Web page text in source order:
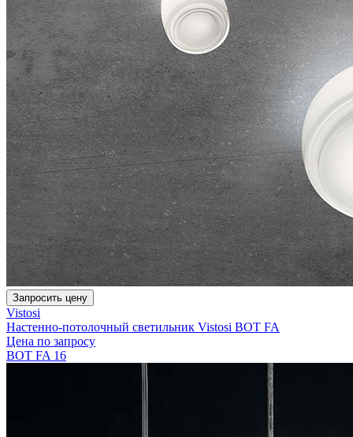
Запросить цену
Vistosi
Настенно-потолочный светильник Vistosi BOT FA
Цена по запросу
BOT FA 16